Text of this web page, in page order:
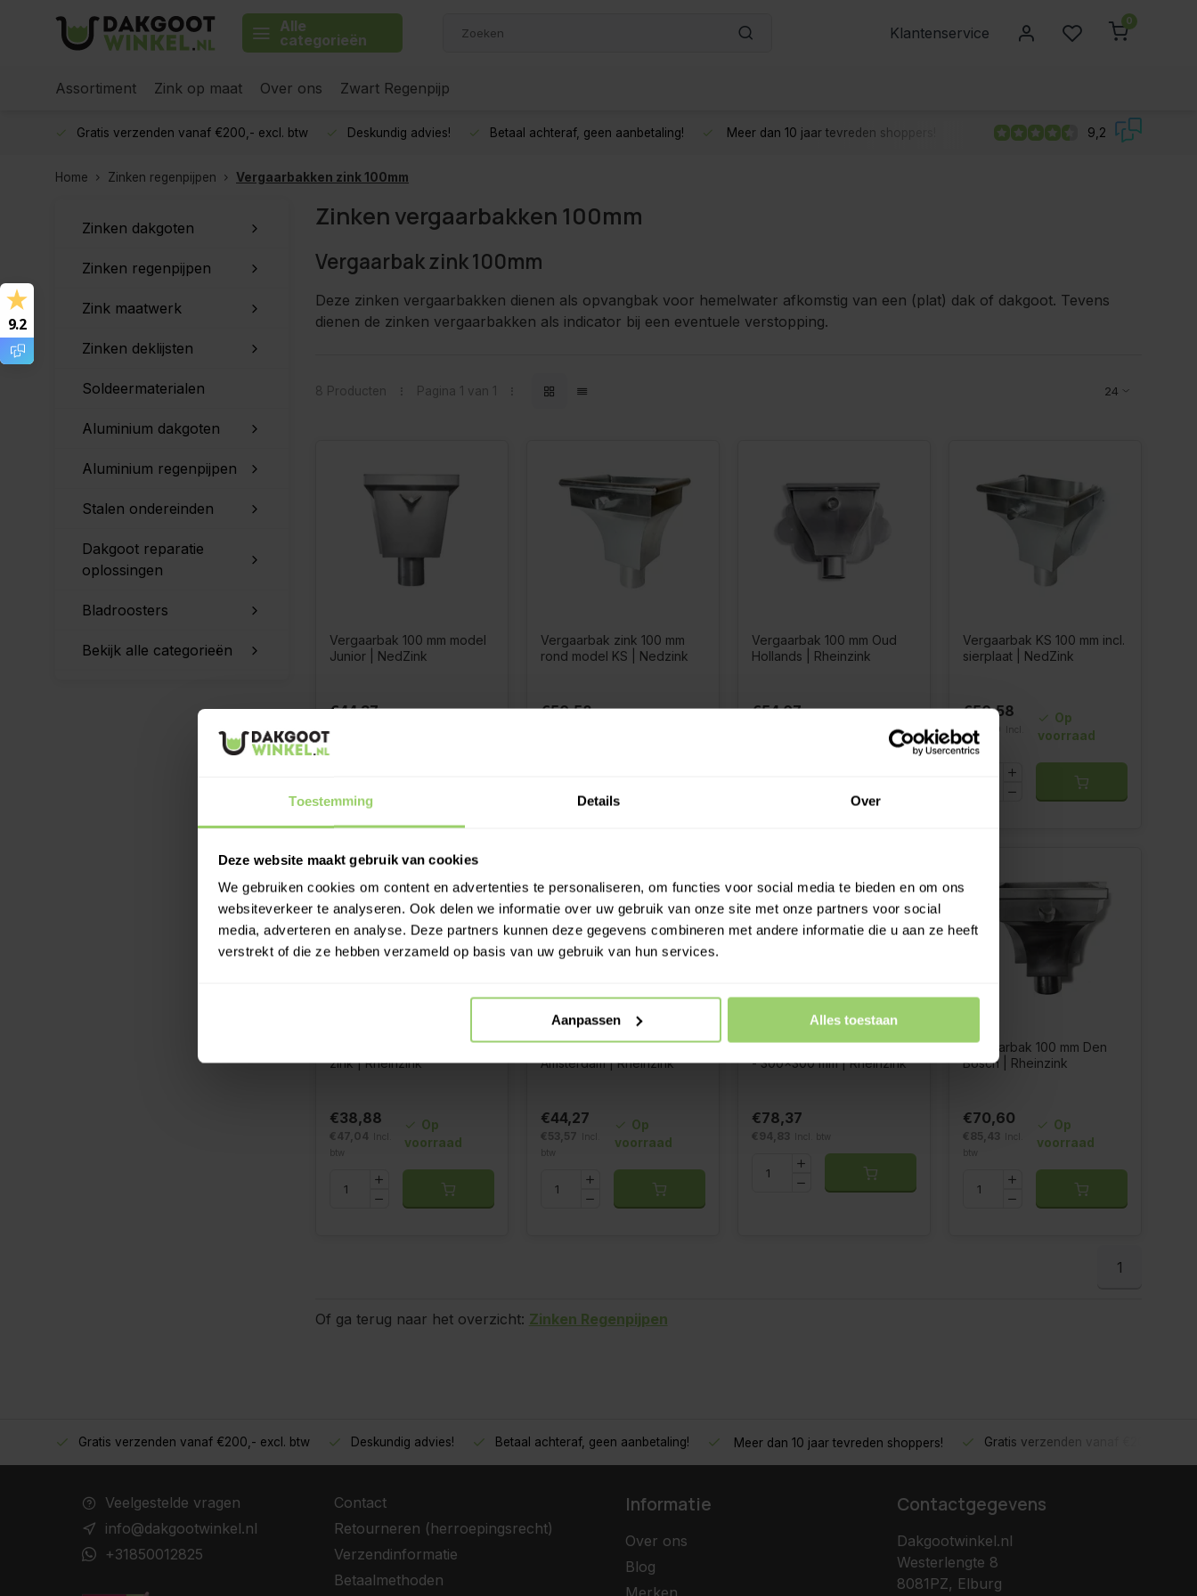
Toestemming Details Over
Deze website maakt gebruik van cookies
We gebruiken cookies om content en advertenties te personaliseren, om functies voor social media te bieden en om ons
websiteverkeer te analyseren. Ook delen we informatie over uw gebruik van onze site met onze partners voor social
media, adverteren en analyse. Deze partners kunnen deze gegevens combineren met andere informatie die u aan ze heeft
verstrekt of die ze hebben verzameld op basis van uw gebruik van hun services.
Aanpassen Alles toestaan
Alle
categorieën
Klantenservice
0
Assortiment Zink op maat Over ons Zwart Regenpijp
Gratis verzenden vanaf €200,- excl. btw Deskundig advies! Betaal achteraf, geen aanbetaling! Meer dan 10 jaar tevreden shoppers! 9,2
Home Zinken regenpijpen Vergaarbakken zink 100mm
Zinken dakgoten
Zinken regenpijpen
Zink maatwerk
Zinken deklijsten
Soldeermaterialen
Aluminium dakgoten
Aluminium regenpijpen
Stalen ondereinden
Dakgoot reparatie
oplossingen
Bladroosters
Bekijk alle categorieën
Zinken vergaarbakken 100mm
Vergaarbak zink 100mm
Deze zinken vergaarbakken dienen als opvangbak voor hemelwater afkomstig van een (plat) dak of dakgoot. Tevens
dienen de zinken vergaarbakken als indicator bij een eventuele verstopping.
8 Producten Pagina 1 van 1
Vergaarbak 100 mm model
Junior | NedZink
€44,37
€53,69
Vergaarbak zink 100 mm
rond model KS | Nedzink
€50,58
Vergaarbak 100 mm Oud
Hollands | Rheinzink
€54,07
Vergaarbak KS 100 mm incl.
sierplaat | NedZink
€50,58
€61,20
btw
Op
voorraad
Vergaarbak Mini 100 mm
zink | Rheinzink
€38,88
€47,04
btw
Op
voorraad
Vergaarbak 100 mm model
Amsterdam | Rheinzink
€44,27
€53,57
btw
Op
voorraad
Vergaarbak Kubus 100 mm
- 300x300 mm | Rheinzink
€78,37
€94,83 Incl. btw
Vergaarbak 100 mm Den
Bosch | Rheinzink
€70,60
€85,43
Incl.
btw
Op
voorraad
1
Of ga terug naar het overzicht: Zinken Regenpijpen
Gratis verzenden vanaf €200,- excl. btw Deskundig advies! Betaal achteraf, geen aanbetaling! Meer dan 10 jaar tevreden shoppers! Gratis verzenden vanaf €200,- excl.
Veelgestelde vragen
info@dakgootwinkel.nl
+31850012825
Contact
Retourneren (herroepingsrecht)
Verzendinformatie
Betaalmethoden
Informatie
Over ons
Blog
Merken
Contactgegevens
Dakgootwinkel.nl
Westerlengte 8
8081PZ, Elburg
9.2